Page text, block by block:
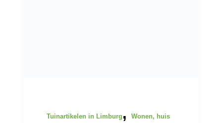
Tuinartikelen in Limburg ,Wonen, huis